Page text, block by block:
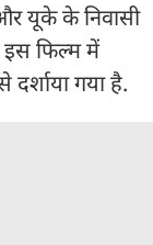
यूके के निवासी
इस फिल्म में
गया है.